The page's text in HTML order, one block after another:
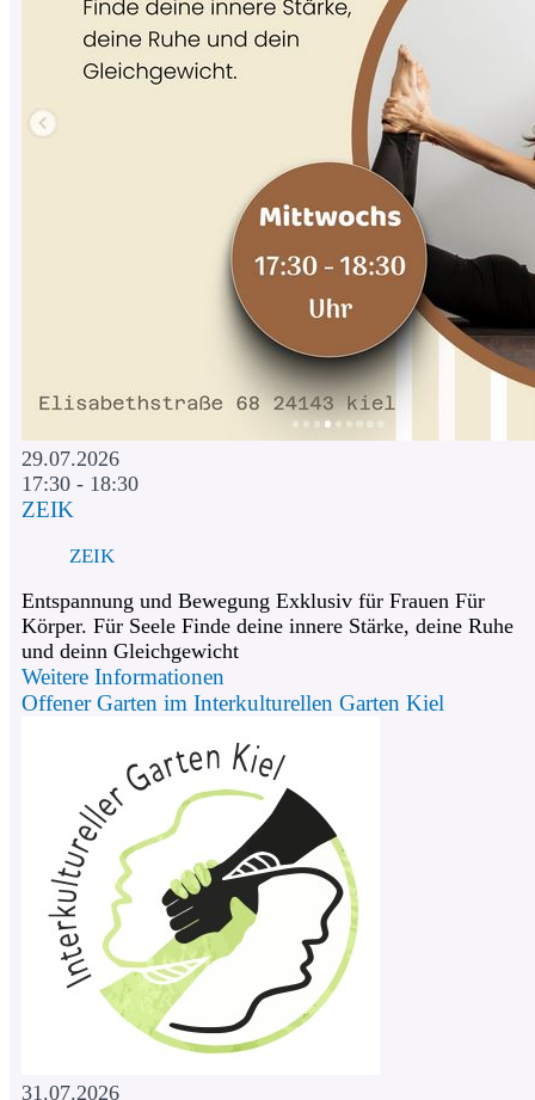
29.07.2026
17:30 - 18:30
ZEIK
ZEIK
Entspannung und Bewegung Exklusiv für Frauen Für
Körper. Für Seele Finde deine innere Stärke, deine Ruhe
und deinn Gleichgewicht
Weitere Informationen
Offener Garten im Interkulturellen Garten Kiel
31.07.2026